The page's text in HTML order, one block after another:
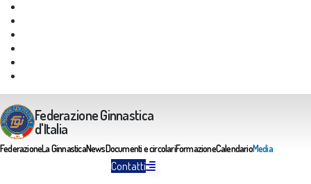
Federazione Ginnastica
d'Italia
FederazioneLa GinnasticaNewsDocumenti e circolariFormazioneCalendarioMedia
Contatti